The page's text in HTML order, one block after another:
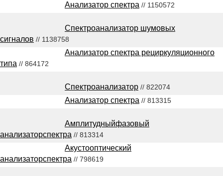
Анализатор спектра // 1150572
Спектроанализатор шумовых
сигналов // 1138758
Анализатор спектра рециркуляционного
типа // 864172
Спектроанализатор // 822074
Анализатор спектра // 813315
Амплитудныйфазовый
анализаторспектра // 813314
Акустооптический
анализаторспектра // 798619